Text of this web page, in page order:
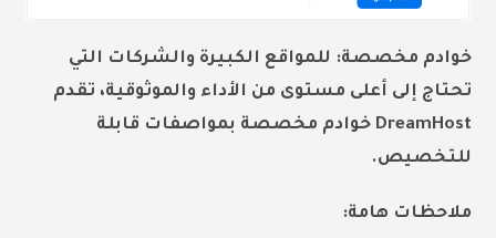
خوادم مخصصة: للمواقع الكبيرة والشركات التي
تحتاج إلى أعلى مستوى من الأداء والموثوقية، تقدم
DreamHost خوادم مخصصة بمواصفات قابلة
للتخصيص.
ملاحظات هامة: